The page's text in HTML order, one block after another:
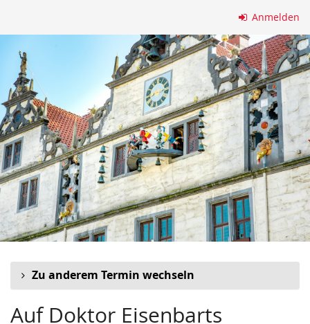
springen
Anmelden
Zu anderem Termin wechseln
Auf Doktor Eisenbarts